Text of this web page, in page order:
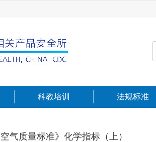
科教培训 法规标准
气质量标准》化学指标（上）